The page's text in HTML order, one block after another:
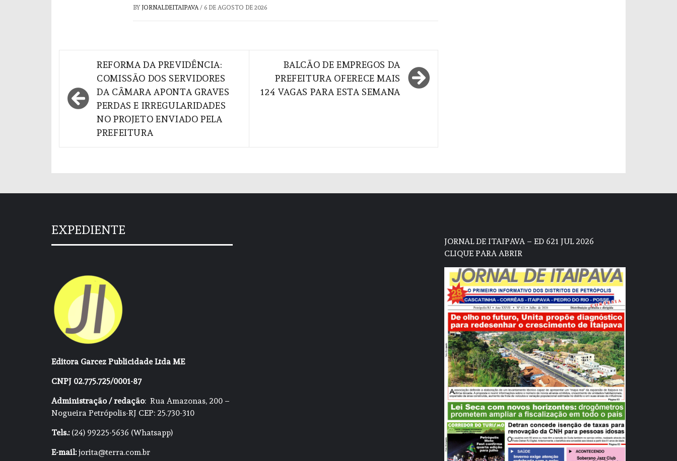
BY JORNALDEITAIPAVA/ 6 DE AGOSTO DE 2026
Navegação
Post
REFORMA DA PREVIDÊNCIA:
COMISSÃO DOS SERVIDORES
DA CÂMARA APONTA GRAVES
PERDAS E IRREGULARIDADES
NO PROJETO ENVIADO PELA
PREFEITURA
BALCÃO DE EMPREGOS DA
PREFEITURA OFERECE MAIS
124 VAGAS PARA ESTA SEMANA
EXPEDIENTE
Editora Garcez Publicidade Ltda ME
CNPJ 02.775.725/0001-87
Administração / redação: Rua Amazonas, 200 –
Nogueira Petrópolis-RJ CEP: 25.730-310
Tels.:(24) 99225-5636 (Whatsapp)
E-mail:jorita@terra.com.br
JORNAL DE ITAIPAVA – ED 621 JUL 2026
CLIQUE PARA ABRIR